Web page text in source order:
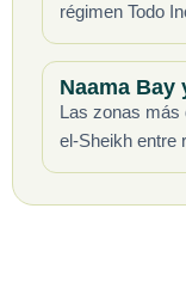
régimen Todo
Naama Bay
Las zonas más
el-Sheikh entre